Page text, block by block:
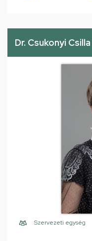
Dr. Csukonyi Csilla
Szervezeti egység